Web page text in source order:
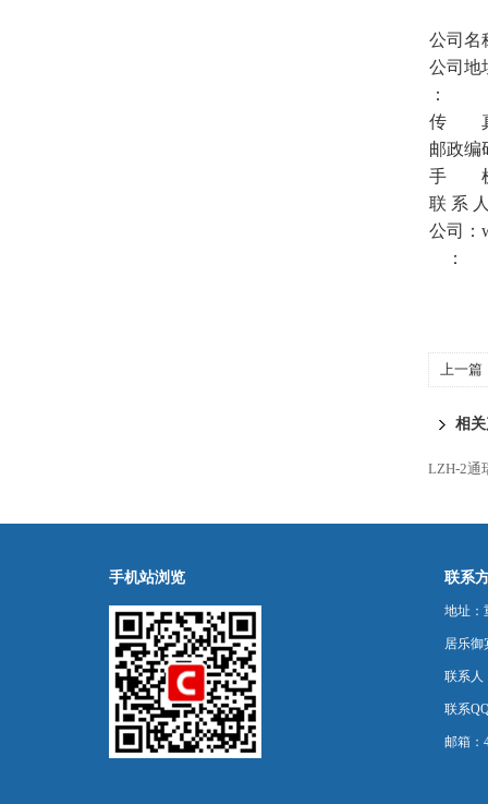
公司名
公司地
：
传
邮政编
手
联 系
公司：
：
上一篇
相
LZH-2通
手机站浏览 联系
地址：
居乐御
联系人
联系
邮箱：